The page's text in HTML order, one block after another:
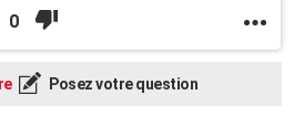
0
Posez votre question